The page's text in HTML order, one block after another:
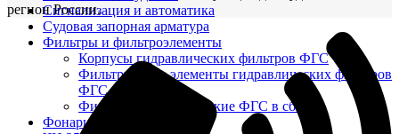
Сигнализация и автоматика
Судовая запорная арматура
Фильтры и фильтроэлементы
Корпусы гидравлических фильтров ФГС
Фильтрующие элементы гидравлических фильтров
ФГС
Фильтры гидравлические ФГС в сборе
Фонари
регион России.